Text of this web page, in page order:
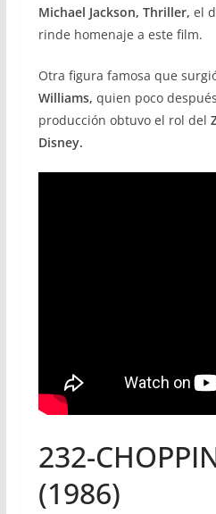
Michael Jackson, Thriller, el
rinde homenaje a este film.
Otra figura famosa que
Williams, quien poco
producción obtuvo el rol del
Disney.
232-
(1986)